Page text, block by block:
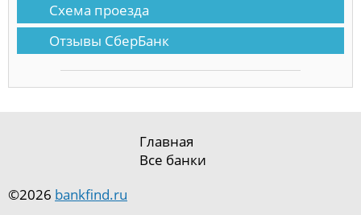
Схема проезда
Отзывы СберБанк
Главная
Все банки
©2026 bankfind.ru